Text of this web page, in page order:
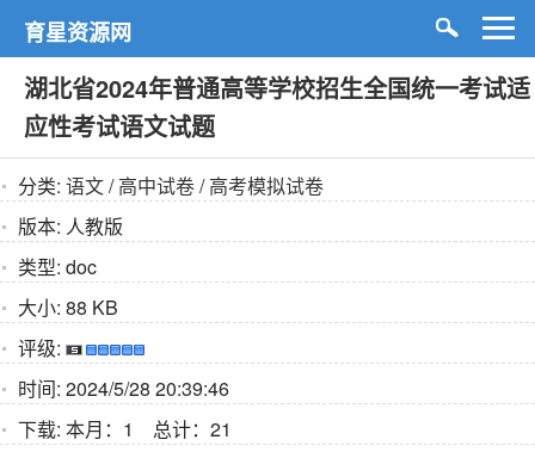
育星资源网
湖北省2024年普通高等学校招生全国统一考试适
应性考试语文试题
分类: 语文/高中试卷/高考模拟试卷
版本: 人教版
类型: doc
大小: 88 KB
评级:
时间: 2024/5/28 20:39:46
下载: 本月：1 总计：21